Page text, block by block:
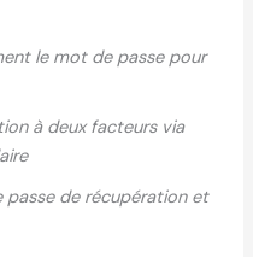
le mot de passe pour
à deux facteurs via
passe de récupération et